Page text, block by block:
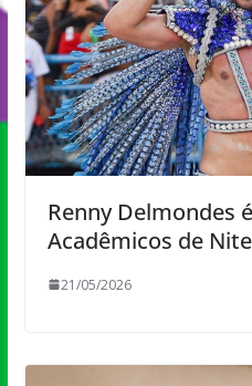
Renny Delmondes
Acadêmicos de
21/05/2026